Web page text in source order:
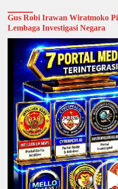
Gus Robi Irawan Wiratmoko
Lembaga Investigasi Negara
Video
Player